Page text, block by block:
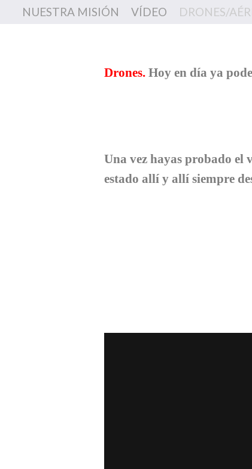
NUESTRA MISIÓN VÍDEO DRONES/
Drones. Hoy en día ya
Una vez hayas probado
estado allí y allí siempre